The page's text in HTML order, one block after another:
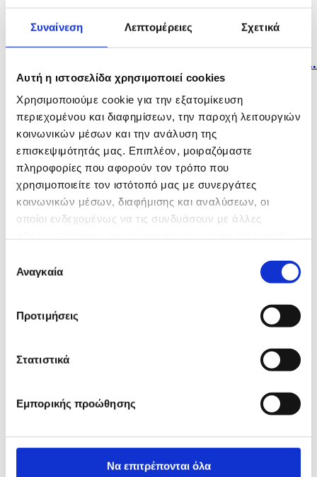
Συναίνεση Λεπτομέρειες Σχετικά
Αυτή η ιστοσελίδα χρησιμοποιεί cookies
Χρησιμοποιούμε cookie για την εξατομίκευση
περιεχομένου και διαφημίσεων, την παροχή λειτουργιών
κοινωνικών μέσων και την ανάλυση της
επισκεψιμότητάς μας. Επιπλέον, μοιραζόμαστε
πληροφορίες που αφορούν τον τρόπο που
χρησιμοποιείτε τον ιστότοπό μας με συνεργάτες
κοινωνικών μέσων, διαφήμισης και αναλύσεων, οι
οποίοι ενδεχομένως να τις συνδυάσουν με άλλες
των υπηρεσιών τους.
συγκατάθεσης
Αναγκαία
Προτιμήσεις
Στατιστικά
Εμπορικής προώθησης
Να επιτρέπονται όλα
ένα...
Εντατικοποιούνται οι προσπάθειες για εκτέλεση
Παλαιστίνη: Η Χαμάς δηλώνει εκ νέου έτοιμη να...